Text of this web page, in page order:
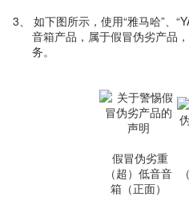
3、 如下图所示，使用“雅马哈”、
音箱产品，属于假冒伪劣产品
务。
假冒伪劣重
（超）低音音
箱（正面）